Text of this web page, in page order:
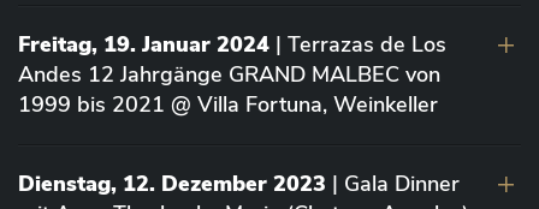
Freitag, 19. Januar 2024 | Terrazas de Los
Andes 12 Jahrgänge GRAND MALBEC von
1999 bis 2021 @ Villa Fortuna, Weinkeller
Dienstag, 12. Dezember 2023 | Gala Dinner